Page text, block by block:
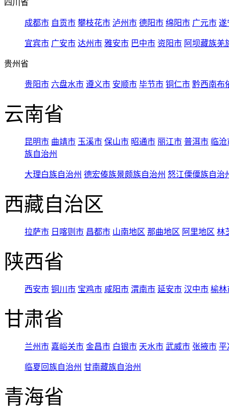
四川省
成都市 自贡市 攀枝花市 泸州市 德阳市 绵阳市 广元市 遂
宜宾市 广安市 达州市 雅安市 巴中市 资阳市 阿坝藏族羌
贵州省
贵阳市 六盘水市 遵义市 安顺市 毕节市 铜仁市 黔西南布
云南省
昆明市 曲靖市 玉溪市 保山市 昭通市 丽江市 普洱市 临
族自治州
大理白族自治州 德宏傣族景颇族自治州 怒江傈僳族自治
西藏自治区
拉萨市 日喀则市 昌都市 山南地区 那曲地区 阿里地区 林
陕西省
西安市 铜川市 宝鸡市 咸阳市 渭南市 延安市 汉中市 榆林
甘肃省
兰州市 嘉峪关市 金昌市 白银市 天水市 武威市 张掖市 平
临夏回族自治州 甘南藏族自治州
青海省